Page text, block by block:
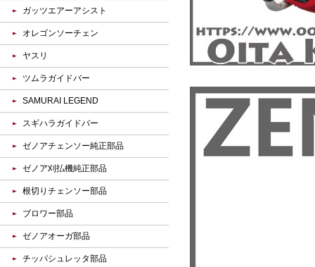
ガッツエアーアシスト
オレゴンソーチェン
ヤスリ
ツムラガイドバー
SAMURAI LEGEND
スギハラガイドバー
ゼノアチェンソー純正部品
ゼノア刈払機純正部品
根切りチェンソー部品
ブロワー部品
ゼノアオーガ部品
チッパシュレッタ部品